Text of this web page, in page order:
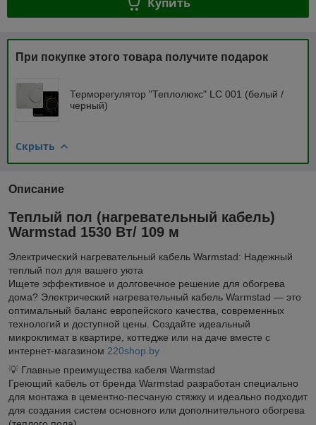
При покупке этого товара получите подарок
Терморегулятор "Теплолюкс" LC 001 (белый /
черный)
Скрыть
Описание
Теплый пол (нагревательный кабель)
Warmstad 1530 Вт/ 109 м
Электрический нагревательный кабель Warmstad: Надежный
теплый пол для вашего уюта
Ищете эффективное и долговечное решение для обогрева
дома? Электрический нагревательный кабель Warmstad — это
оптимальный баланс европейского качества, современных
технологий и доступной цены. Создайте идеальный
микроклимат в квартире, коттедже или на даче вместе с
интернет-магазином 220shop.by
💡 Главные преимущества кабеля Warmstad
Греющий кабель от бренда Warmstad разработан специально
для монтажа в цементно-песчаную стяжку и идеально подходит
для создания систем основного или дополнительного обогрева